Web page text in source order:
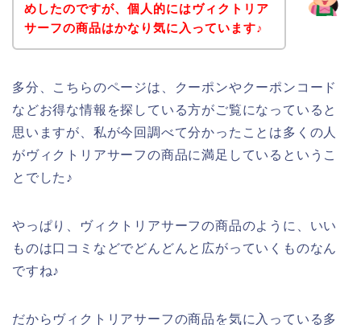
めしたのですが、個人的にはヴィクトリア
サーフの商品はかなり気に入っています♪
多分、こちらのページは、クーポンやクーポンコード
などお得な情報を探している方がご覧になっていると
思いますが、私が今回調べて分かったことは多くの人
がヴィクトリアサーフの商品に満足しているというこ
とでした♪
やっぱり、ヴィクトリアサーフの商品のように、いい
ものは口コミなどでどんどんと広がっていくものなん
ですね♪
だからヴィクトリアサーフの商品を気に入っている多